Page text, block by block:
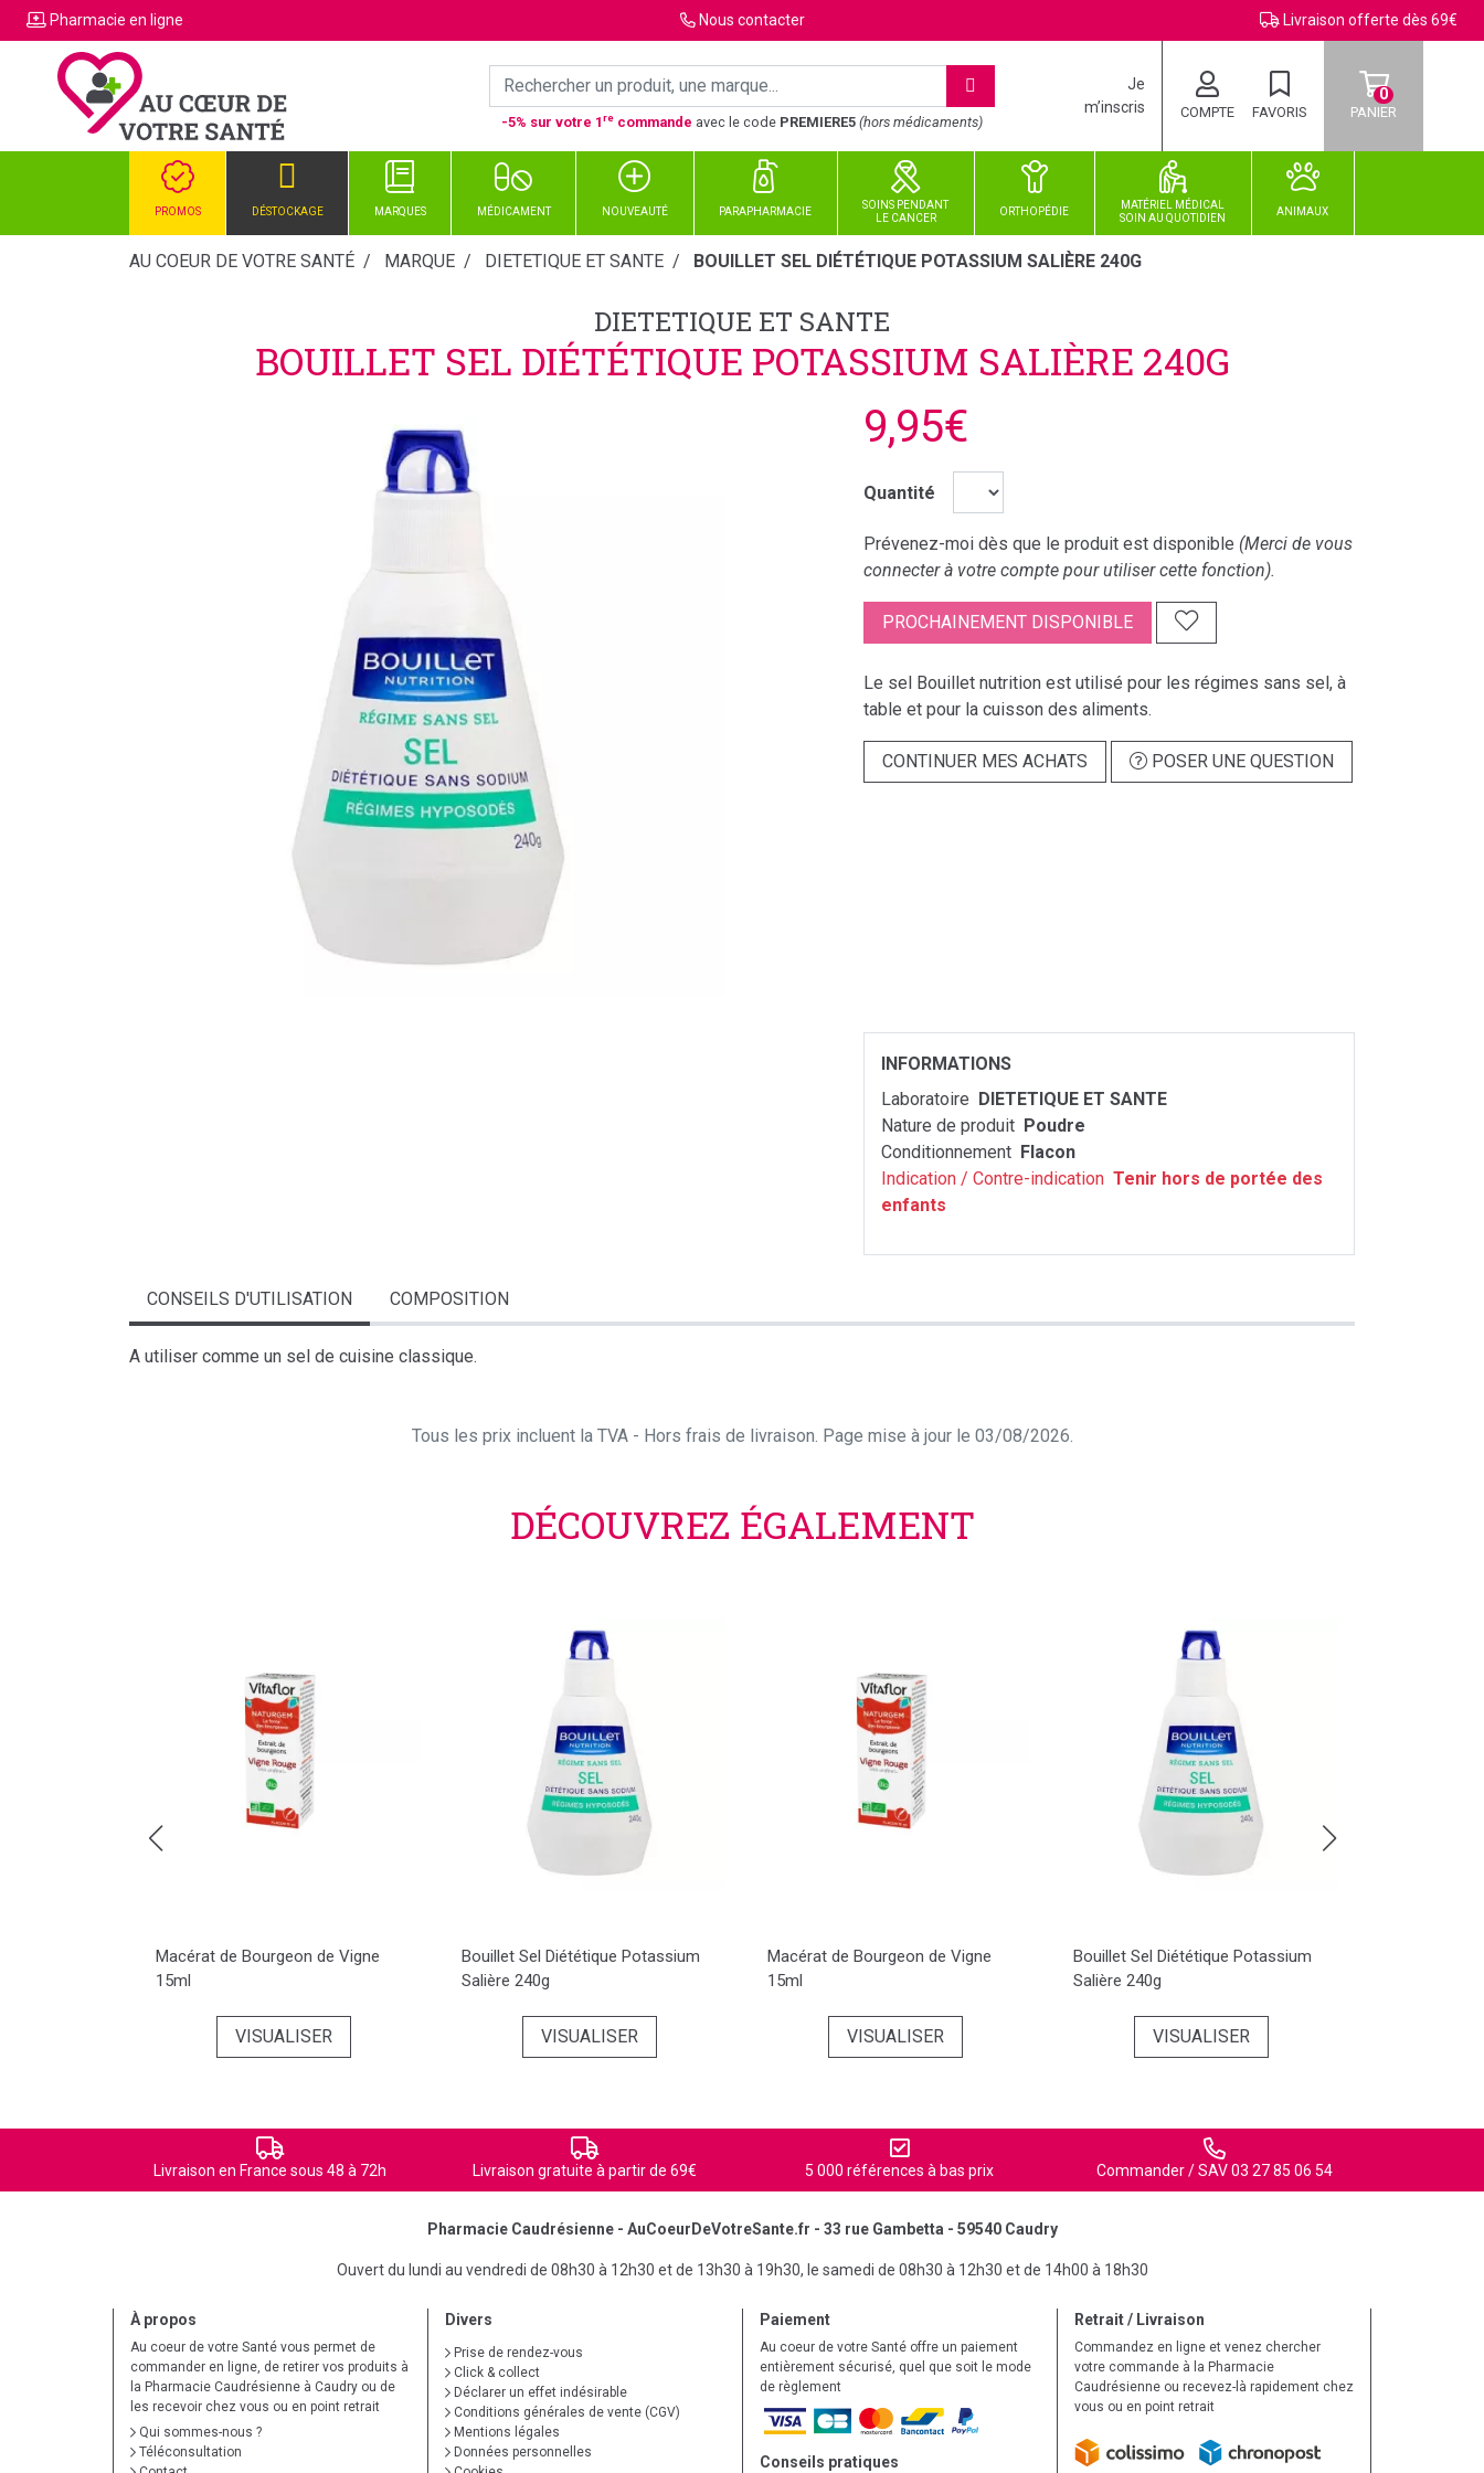
Pharmacie en ligne Nous contacter Livraison offerte dès 69€
-5% sur votre 1re commande avec le code PREMIERE5 (hors médicaments)
Je
m’inscris
COMPTE FAVORIS PANIER
0
PROMOS DÉSTOCKAGE MARQUES MÉDICAMENT NOUVEAUTÉ PARAPHARMACIE
SOINS PENDANT
LE CANCER
ORTHOPÉDIE
MATÉRIEL MÉDICAL
SOINAUQUOTIDIEN
ANIMAUX
AU COEUR DE VOTRE SANTÉ MARQUE DIETETIQUE ET SANTE BOUILLET SEL DIÉTÉTIQUE POTASSIUM SALIÈRE 240G
DIETETIQUE ET SANTE
BOUILLET SEL DIÉTÉTIQUE POTASSIUM SALIÈRE 240G
9,95€
Quantité
Prévenez-moi dès que le produit est disponible (Merci de vous
connecter à votre compte pour utiliser cette fonction).
PROCHAINEMENT DISPONIBLE
Le sel Bouillet nutrition est utilisé pour les régimes sans sel, à
table et pour la cuisson des aliments.
CONTINUER MES ACHATS POSER UNE QUESTION
INFORMATIONS
Laboratoire DIETETIQUE ET SANTE
Nature de produit Poudre
Conditionnement Flacon
Indication / Contre-indication Tenir hors de portée des
enfants
CONSEILS D'UTILISATION COMPOSITION
A utiliser comme un sel de cuisine classique.
Tous les prix incluent la TVA - Hors frais de livraison. Page mise à jour le 03/08/2026.
DÉCOUVREZ ÉGALEMENT
Macérat de Bourgeon de Vigne
15ml
VISUALISER
Bouillet Sel Diététique Potassium
Salière 240g
VISUALISER
Macérat de Bourgeon de Vigne
15ml
VISUALISER
Bouillet Sel Diététique Potassium
Salière 240g
VISUALISER
Livraison en France sous 48 à 72h Livraison gratuite à partir de 69€ 5 000 références à bas prix Commander / SAV 03 27 85 06 54
Pharmacie Caudrésienne - AuCoeurDeVotreSante.fr - 33 rue Gambetta - 59540 Caudry
Ouvert du lundi au vendredi de 08h30 à 12h30 et de 13h30 à 19h30, le samedi de 08h30 à 12h30 et de 14h00 à 18h30
À propos
Au coeur de votre Santé vous permet de
commander en ligne, de retirer vos produits à
la Pharmacie Caudrésienne à Caudry ou de
les recevoir chez vous ou en point retrait
Qui sommes-nous ?
Téléconsultation
Divers
Prise de rendez-vous
Click & collect
Déclarer un effet indésirable
Conditions générales de vente (CGV)
Mentions légales
Données personnelles
Paiement
Au coeur de votre Santé offre un paiement
entièrement sécurisé, quel que soit le mode
de règlement
Conseils pratiques
Retrait / Livraison
Commandez en ligne et venez chercher
votre commande à la Pharmacie
Caudrésienne ou recevez-là rapidement chez
vous ou en point retrait